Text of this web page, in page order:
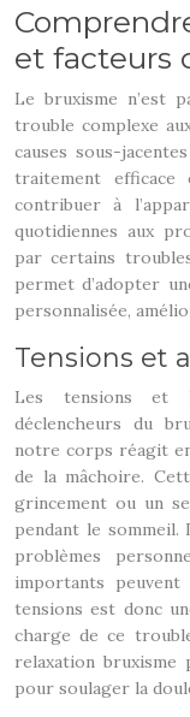
et facteurs
Le bruxisme n’est
trouble complexe
causes sous-
traitement efficace
contribuer à
quotidiennes aux
par certains
permet d’adopter
personnalisée,
Tensions et
Les tensions et
déclencheurs du
notre corps réagit
de la mâchoire.
grincement ou un
pendant le sommeil.
problèmes
importants
tensions est donc
charge de ce
relaxation bruxisme
pour soulager la